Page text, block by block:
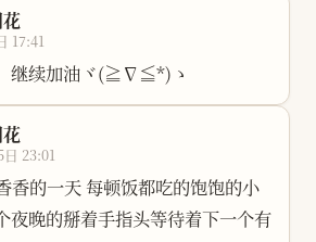
岛，自己随时可以乘着自己的一叶
孩子又闹别扭了。。。女孩子真
啊。。。
17:41
继续加油ヾ(≧∇≦*)ゝ
23:01
香的一天 每顿饭都吃的饱饱的 ​小
夜晚的 ​掰着手指头等待着下一个有